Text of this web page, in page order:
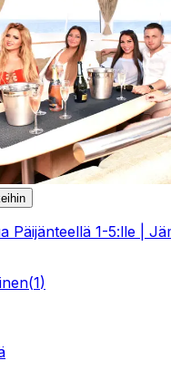
Päijänteellä 1-5:lle |
(1)